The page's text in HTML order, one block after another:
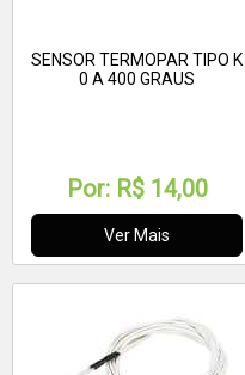
SENSOR TERMOPAR TIPO K
0 A 400 GRAUS
Por: R$ 14,00
Ver Mais